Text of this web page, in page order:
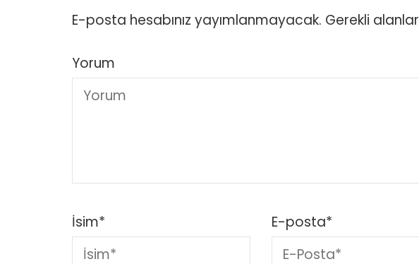
E-posta hesabınız yayımlanmayacak. Gerekli alanlar
Yorum
İsim* E-posta*